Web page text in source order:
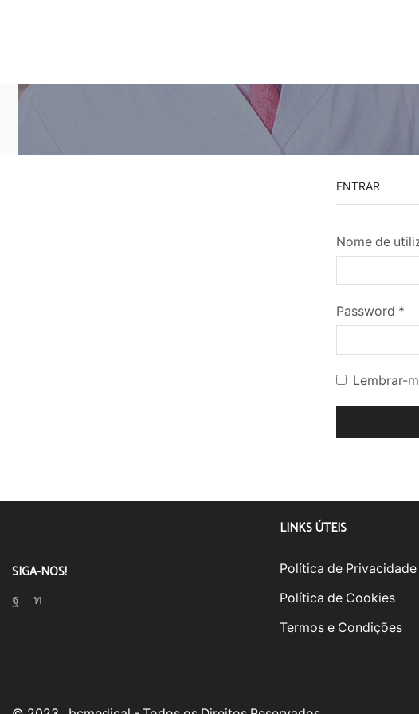
ENTRAR
Nome de
Password *
Lembrar-
SIGA-NOS!
Facebook
Linkedin
LINKS ÚTEIS
Política de Privacidade
Política de Cookies
Termos e Condições